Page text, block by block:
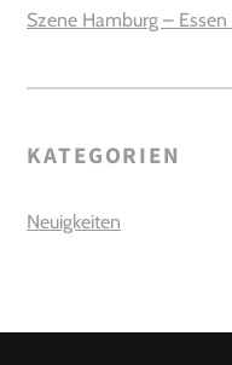
Szene Hamburg –
KATEGORIEN
Neuigkeiten